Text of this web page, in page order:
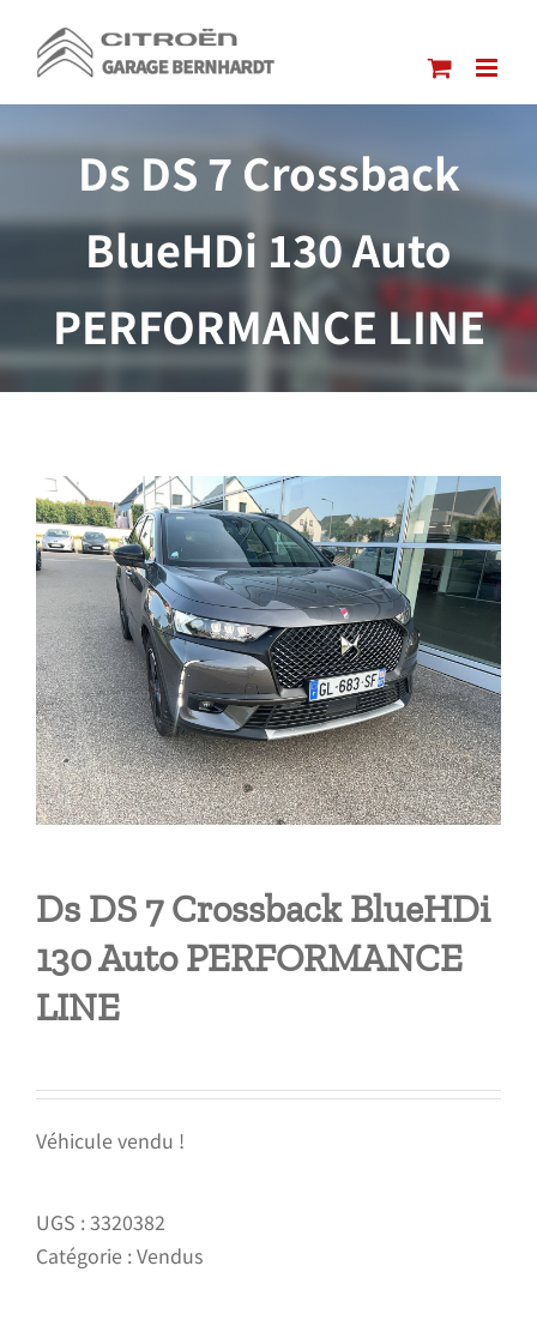
contenu
Ds DS 7 Crossback
BlueHDi 130 Auto
PERFORMANCE LINE
Ds DS 7 Crossback BlueHDi
130 Auto PERFORMANCE
LINE
Véhicule vendu !
UGS :3320382
Catégorie :Vendus